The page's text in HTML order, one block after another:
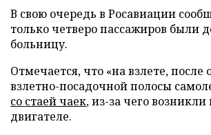
В свою очередь в Росавиации
только четверо пассажиров были
больницу.
Отмечается, что «на взлете, после
взлетно-посадочной полосы
со стаей чаек, из-за чего возникли
двигателе.